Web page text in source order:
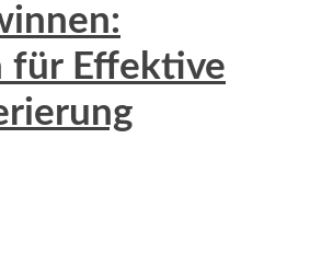
für Effektive